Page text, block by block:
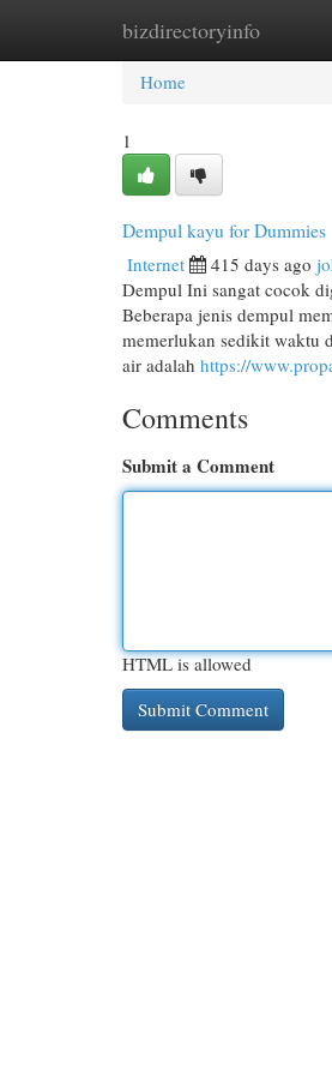
bizdirectoryinfo
Home New Site
Home
1
Dempul kayu for Dummies
Internet 415 days ago
Dempul Ini sangat cocok
Beberapa jenis dempul
memerlukan sedikit waktu
air adalah https://
Comments
Submit a Comment
HTML is allowed